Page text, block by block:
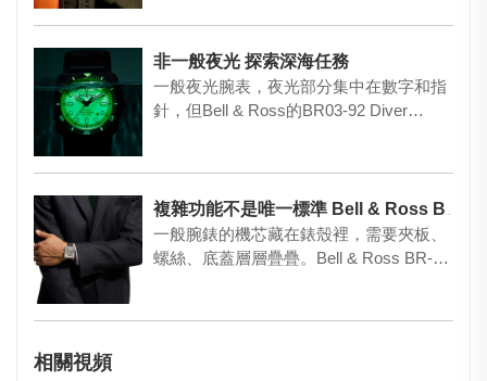
非一般夜光 探索深海任務
一般夜光腕表，夜光部分集中在數字和指
針，但Bell & Ross的BR03-92 Diver…
複雜功能不是唯一標準 Bell & Ross BR-X3 Micro-Rotor 沒有多餘廢話
一般腕錶的機芯藏在錶殼裡，需要夾板、
螺絲、底蓋層層疊疊。Bell & Ross BR-X3
相關視頻